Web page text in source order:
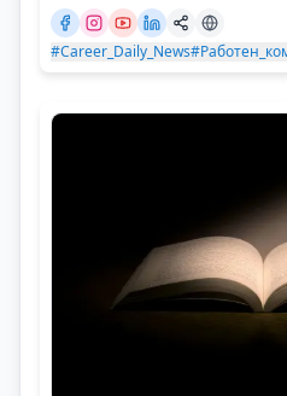
#Career_Daily_News